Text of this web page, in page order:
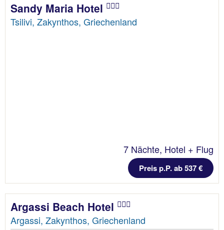
Sandy Maria Hotel
Tsilivi, Zakynthos, Griechenland
7 Nächte, Hotel + Flug
Preis p.P. ab 537 €
Argassi Beach Hotel
Argassi, Zakynthos, Griechenland